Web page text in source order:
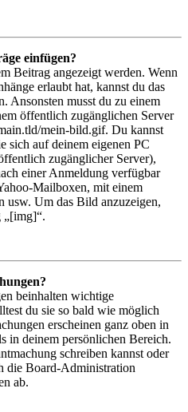
einfügen?
Beitrag angezeigt werden. Wenn
erlaubt hat, kannst du das
Ansonsten musst du zu einem
öffentlich zugänglichen Server
mein-bild.gif. Du kannst
sich auf deinem eigenen PC
zugänglicher Server),
einer Anmeldung verfügbar
Mailboxen, mit einem
usw. Um das Bild anzuzeigen,
„[img]“.
beinhalten wichtige
du sie so bald wie möglich
erscheinen ganz oben in
in deinem persönlichen Bereich.
schreiben kannst oder
die Board-Administration
ab.